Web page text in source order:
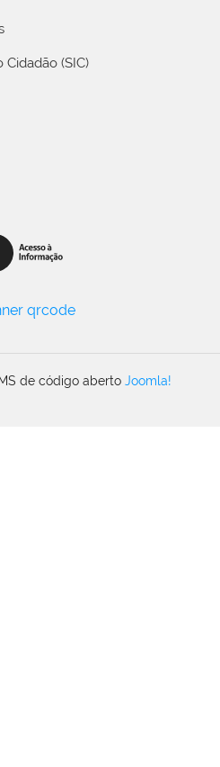
(SIC)
de código aberto Joomla!